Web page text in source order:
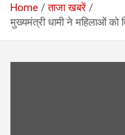
Home
ताजा खबरें
मुख्यमंत्री धामी ने महिलाओं को